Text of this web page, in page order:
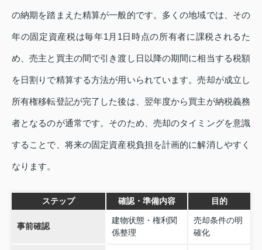
の納期を踏まえた精算が一般的です。多くの地域では、その
年の固定資産税は毎年1月1日時点の所有者に課税されるた
め、売主と買主の間で引き渡し日以降の期間に相当する税額
を日割りで精算する方法が用いられています。売却が成立し
所有権移転登記が完了した後は、翌年度から買主が納税義務
者となるのが通常です。そのため、売却のタイミングを意識
することで、将来の固定資産税負担を計画的に解消しやすく
なります。
ステップ 確認・準備内容 目的
事前確認
建物状態・権利関
係整理
売却条件の明
確化